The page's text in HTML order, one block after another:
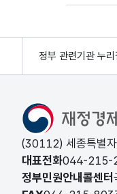
정부 관련기관 누리
(30112) 세종특별
대표전화044-215-
정부민원안내콜센터